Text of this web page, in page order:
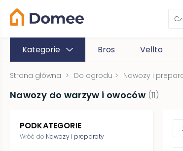
Kategorie Bros Vellto
Strona główna > Do ogrodu > Nawozy i
Nawozy do warzyw i owoców (11)
PODKATEGORIE
Wróć do Nawozy i preparaty